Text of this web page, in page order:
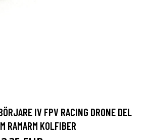
IV FPV RACING DRONE DEL
RAMARM KOLFIBER